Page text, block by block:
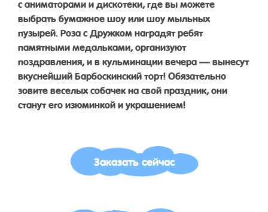
выбрать бумажное шоу или шоу мыльных
пузырей. Роза с Дружком наградят ребят
памятными медальками, организуют
поздравления, и в кульминации вечера — вынесут
вкуснейший Барбоскинский торт! Обязательно
зовите веселых собачек на свой праздник, они
станут его изюминкой и украшением!
Заказать сейчас